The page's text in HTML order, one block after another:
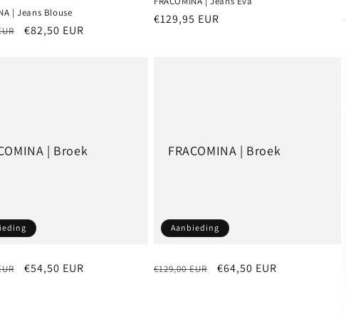
| Jeans Blouse
Aanbiedingsprijs
€82,50 EUR
Normale
€129,95 EUR
| Broek
Aanbiedingsprijs
€54,50 EUR
FRACOMINA | Broek
Aanbieding
Normale
€129,00 EUR Aanbiedingsprijs
€64,50 EUR